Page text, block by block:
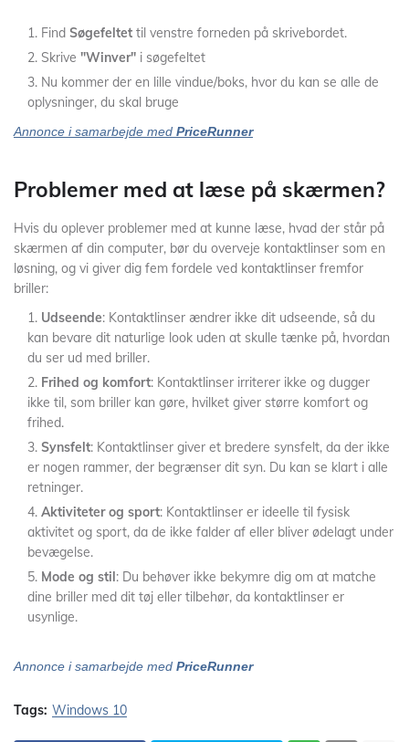
Find Søgefeltet til venstre forneden på skrivebordet.
Skrive "Winver" i søgefeltet
Nu kommer der en lille vindue/boks, hvor du kan se alle de
oplysninger, du skal bruge
Annonce i samarbejde med PriceRunner
Problemer med at læse på skærmen?
Hvis du oplever problemer med at kunne læse, hvad der står på
skærmen af din computer, bør du overveje kontaktlinser som en
løsning, og vi giver dig fem fordele ved kontaktlinser fremfor
briller:
Udseende: Kontaktlinser ændrer ikke dit udseende, så du
kan bevare dit naturlige look uden at skulle tænke på, hvordan
du ser ud med briller.
Frihed og komfort: Kontaktlinser irriterer ikke og dugger
ikke til, som briller kan gøre, hvilket giver større komfort og
frihed.
Synsfelt: Kontaktlinser giver et bredere synsfelt, da der ikke
er nogen rammer, der begrænser dit syn. Du kan se klart i alle
retninger.
Aktiviteter og sport: Kontaktlinser er ideelle til fysisk
aktivitet og sport, da de ikke falder af eller bliver ødelagt under
bevægelse.
Mode og stil: Du behøver ikke bekymre dig om at matche
dine briller med dit tøj eller tilbehør, da kontaktlinser er
usynlige.
Annonce i samarbejde med PriceRunner
Tags: Windows 10